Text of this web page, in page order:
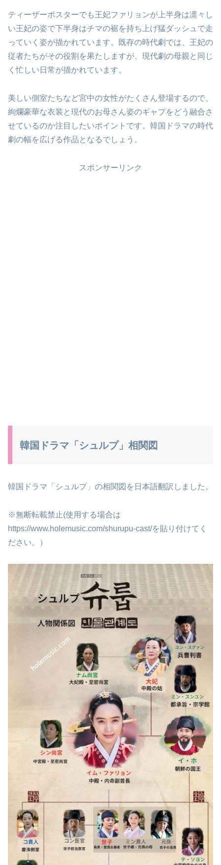
ティーザーポスターでも王妃ファリョンが上半身は凛々し
い王妃の姿で下半身はチマの裾を持ち上げ猛ダッシュで走
っていく姿が描かれています。既存の時代劇では、王妃の
従者たちがその役割を果たしますが、現代劇の母親と同じ
く忙しい日常が描かれています。
美しい側室たちなど宮中の女性がたくさん登場するので、
絢爛豪華な衣装と現代のお母さん姿のギャプをどう融合さ
せているのか注目したいポイントです。韓国ドラマの時代
劇の幅を広げる作品となるでしょう。
スポンサーリンク
韓国ドラマ「シュルプ」相関図
韓国ドラマ「シュルプ」の相関図を日本語翻訳しました。
※無断転載禁止(使用する場合は
https://www.holemusic.com/shurupu-cast/を貼り付けてく
ださい。）